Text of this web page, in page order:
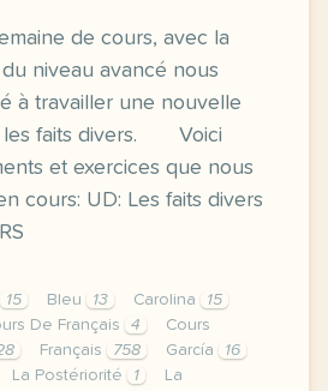
de cours, avec la
niveau avancé nous
à travailler une nouvelle
les faits divers. Voici
et exercices que nous
cours: UD: Les faits divers
15 Bleu 13 Carolina
15
De Français 4
Cours
Français 758 García
16
La Postériorité 1
La